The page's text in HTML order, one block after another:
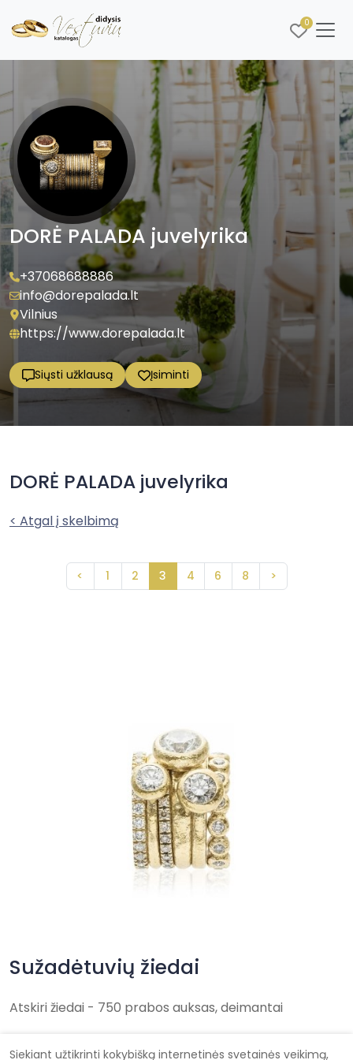
0
DORĖ PALADA juvelyrika
+37068688886
info@dorepalada.lt
Vilnius
https://www.dorepalada.lt
Siųsti užklausą Įsiminti
DORĖ PALADA juvelyrika
< Atgal į skelbimą
< 1 2 3 4 6 8 >
Sužadėtuvių žiedai
Atskiri žiedai - 750 prabos auksas, deimantai
Siekiant užtikrinti kokybišką internetinės svetainės veikimą,